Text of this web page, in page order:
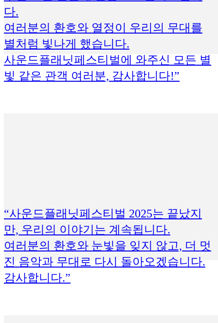
다.
여러분의 환호와 열정이 우리의 무대를
별처럼 빛나게 했습니다.
사운드플래닛페스티벌에 와주신 모든 별
빛 같은 관객 여러분, 감사합니다!”
“사운드플래닛페스티벌 2025는 끝났지
만, 우리의 이야기는 계속됩니다.
여러분의 환호와 눈빛을 잊지 않고, 더 멋
진 음악과 무대로 다시 돌아오겠습니다.
감사합니다.”